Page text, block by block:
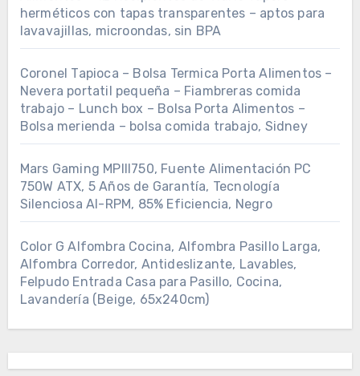
herméticos con tapas transparentes – aptos para
lavavajillas, microondas, sin BPA
Coronel Tapioca – Bolsa Termica Porta Alimentos –
Nevera portatil pequeña – Fiambreras comida
trabajo – Lunch box – Bolsa Porta Alimentos –
Bolsa merienda – bolsa comida trabajo, Sidney
Mars Gaming MPIII750, Fuente Alimentación PC
750W ATX, 5 Años de Garantía, Tecnología
Silenciosa AI-RPM, 85% Eficiencia, Negro
Color G Alfombra Cocina, Alfombra Pasillo Larga,
Alfombra Corredor, Antideslizante, Lavables,
Felpudo Entrada Casa para Pasillo, Cocina,
Lavandería (Beige, 65x240cm)